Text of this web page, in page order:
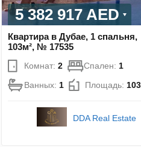
5 382 917 AED
Квартира в Дубае, 1 спальня,
103м², № 17535
Комнат: 2 Спален: 1
Ванных: 1 Площадь:
DDA Real Estate